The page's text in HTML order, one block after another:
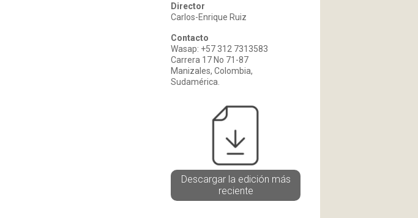
Director
Carlos-Enrique Ruiz
Contacto
Wasap: +57 312 7313583
Carrera 17 No 71-87
Manizales, Colombia,
Sudamérica.
Descargar la edición más
reciente